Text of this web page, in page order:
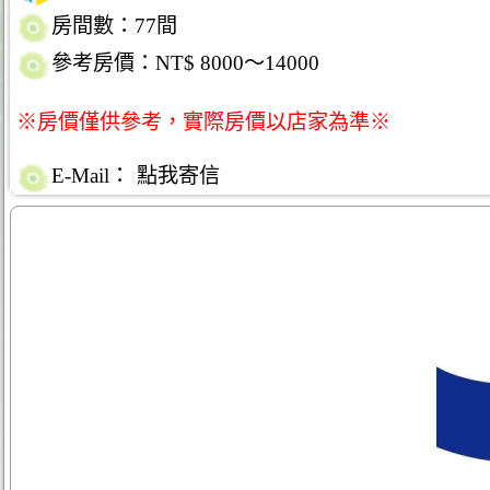
房間數：77間
參考房價：NT$ 8000～14000
※房價僅供參考，實際房價以店家為準※
E-Mail： 點我寄信